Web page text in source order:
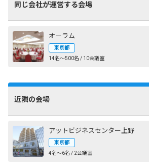
同じ会社が運営する会場
オーラム
東京都
14名〜500名 / 10会議室
近隣の会場
アットビジネスセンター上野
東京都
4名〜6名 / 2会議室